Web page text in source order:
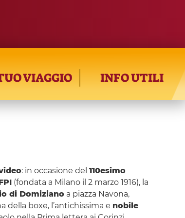
VIAGGIO INFO UTILI
: in occasione del 110esimo
(fondata a Milano il 2 marzo 1916), la
di Domizianoa piazza Navona,
della boxe, l’antichissima e nobile